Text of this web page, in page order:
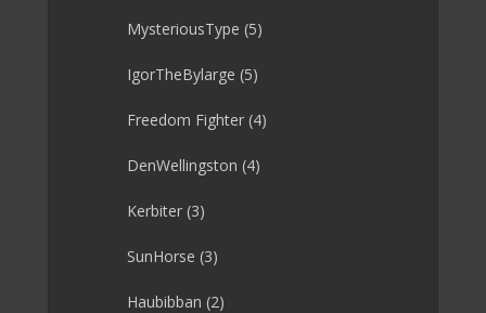
MysteriousType (5)
IgorTheBylarge (5)
Freedom Fighter (4)
DenWellingston (4)
Kerbiter (3)
SunHorse (3)
Haubibban (2)